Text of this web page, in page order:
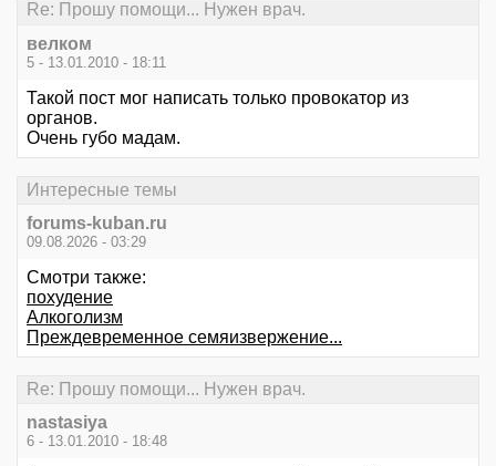
Re: Прошу помощи... Нужен врач.
велком
5 - 13.01.2010 - 18:11
Такой пост мог написать только провокатор из
органов.
Очень губо мадам.
Интересные темы
forums-kuban.ru
09.08.2026 - 03:29
Смотри также:
похудение
Алкоголизм
Преждевременное семяизвержение...
Re: Прошу помощи... Нужен врач.
nastasiya
6 - 13.01.2010 - 18:48